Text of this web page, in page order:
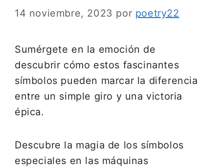
14 noviembre, 2023 por poetry22
Sumérgete en la emoción de
descubrir cómo estos fascinantes
símbolos pueden marcar la diferencia
entre un simple giro y una victoria
épica.
Descubre la magia de los símbolos
especiales en las máquinas